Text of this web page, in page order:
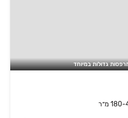
גדולות במיוחד
מ״ר